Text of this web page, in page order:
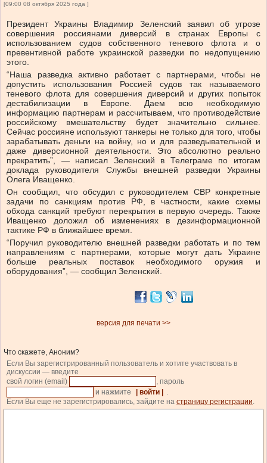
[09:00 08 октября 2025 года ]
Президент Украины Владимир Зеленский заявил об угрозе
совершения россиянами диверсий в странах Европы с
использованием судов собственного теневого флота и о
превентивной работе украинской разведки по недопущению
этого.
“Наша разведка активно работает с партнерами, чтобы не
допустить использования Россией судов так называемого
теневого флота для совершения диверсий и других попыток
дестабилизации в Европе. Даем всю необходимую
информацию партнерам и рассчитываем, что противодействие
российскому вмешательству будет значительно сильнее.
Сейчас россияне используют танкеры не только для того, чтобы
зарабатывать деньги на войну, но и для разведывательной и
даже диверсионной деятельности. Это абсолютно реально
прекратить”, — написал Зеленский в Телеграме по итогам
доклада руководителя Службы внешней разведки Украины
Олега Иващенко.
Он сообщил, что обсудил с руководителем СВР конкретные
задачи по санкциям против РФ, в частности, какие схемы
обхода санкций требуют перекрытия в первую очередь. Также
Иващенко доложил об изменениях в дезинформационной
тактике РФ в ближайшее время.
“Поручил руководителю внешней разведки работать и по тем
направлениям с партнерами, которые могут дать Украине
больше реальных поставок необходимого оружия и
оборудования”, — сообщил Зеленский.
версия для печати >>
Что скажете, Аноним?
Если Вы зарегистрированный пользователь и хотите участвовать в
дискуссии — введите
свой логин (email)
, пароль
и нажмите
| войти |
.
Если Вы еще не зарегистрировались, зайдите на страницу регистрации.